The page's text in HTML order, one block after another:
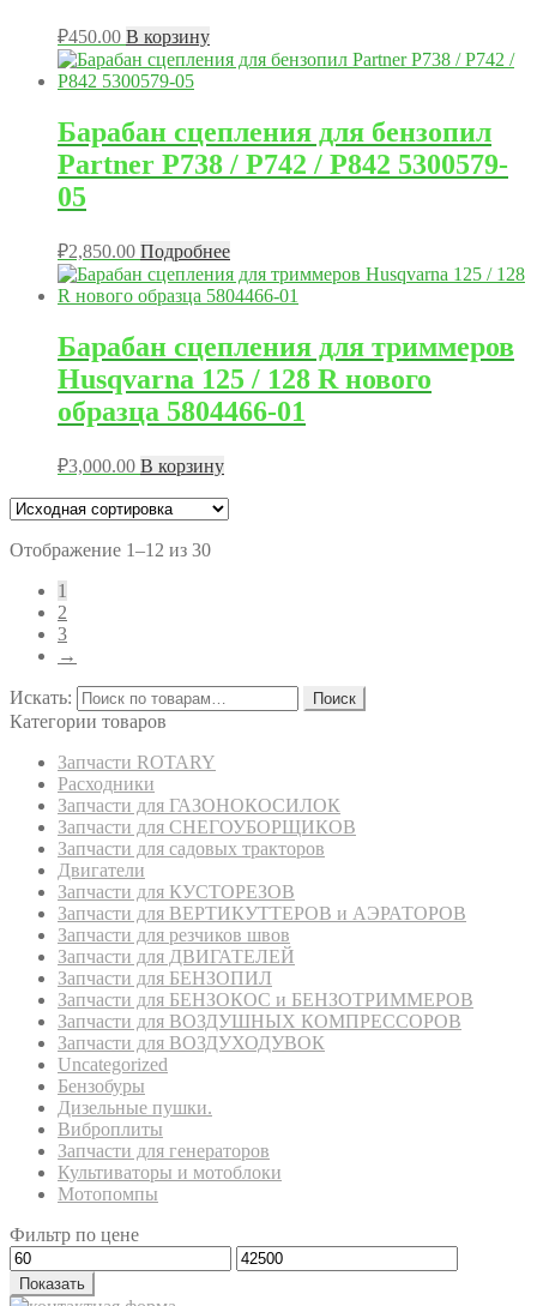
₽450.00 В корзину
Барабан сцепления для бензопил
Partner P738 / P742 / P842 5300579-
05
₽2,850.00 Подробнее
Барабан сцепления для триммеров
Husqvarna 125 / 128 R нового
образца 5804466-01
₽3,000.00 В корзину
Отображение 1–12 из 30
1
2
3
→
Искать: Поиск
Категории товаров
Запчасти ROTARY
Расходники
Запчасти для ГАЗОНОКОСИЛОК
Запчасти для СНЕГОУБОРЩИКОВ
Запчасти для садовых тракторов
Двигатели
Запчасти для КУСТОРЕЗОВ
Запчасти для ВЕРТИКУТТЕРОВ и АЭРАТОРОВ
Запчасти для резчиков швов
Запчасти для ДВИГАТЕЛЕЙ
Запчасти для БЕНЗОПИЛ
Запчасти для БЕНЗОКОС и БЕНЗОТРИММЕРОВ
Запчасти для ВОЗДУШНЫХ КОМПРЕССОРОВ
Запчасти для ВОЗДУХОДУВОК
Uncategorized
Бензобуры
Дизельные пушки.
Виброплиты
Запчасти для генераторов
Культиваторы и мотоблоки
Мотопомпы
Фильтр по цене
Показать